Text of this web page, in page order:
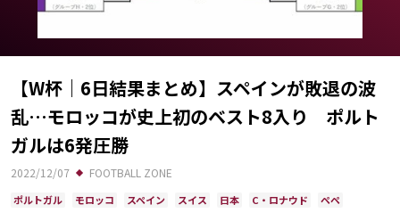
Team Japan
日程・結果
Schedule
ランキング
Ranking
大会について
【W杯｜6日結果まとめ】スペインが敗退の波
乱…モロッコが史上初のベスト8入り ポルト
ガルは6発圧勝
2022/12/07 FOOTBALL ZONE
ポルトガル モロッコ スペイン スイス 日本 C・ロナウド ペペ